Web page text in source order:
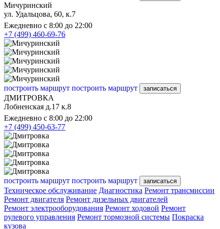
Мичуринский
ул. Удальцова, 60, к.7
Ежедневно с 8:00 до 22:00
+7 (499) 460-69-76
построить маршрут построить маршрут записаться
ДМИТРОВКА
Лобненская д.17 к.8
Ежедневно с 8:00 до 22:00
+7 (499) 450-63-77
построить маршрут построить маршрут записаться
Техническое обслуживание Диагностика Ремонт трансмиссии
Ремонт двигателя Ремонт дизельных двигателей
Ремонт электрооборудования Ремонт ходовой Ремонт
рулевого управления Ремонт тормозной системы Покраска
кузова